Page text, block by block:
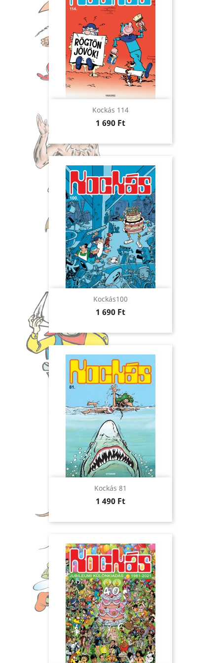
Kockás 114
Ár
1 690 Ft
Kockás100
Ár
1 690 Ft
Kockás 81
Ár
1 490 Ft